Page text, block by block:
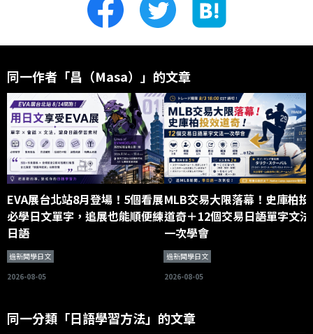
同一作者「昌（Masa）」的文章
EVA展台北站8月登場！5個看展
必學日文單字，追展也能順便練
日語
過新聞學日文
2026-08-05
MLB交易大限落幕！史庫柏
道奇＋12個交易日語單字文法
一次學會
過新聞學日文
2026-08-05
同一分類「日語學習方法」的文章